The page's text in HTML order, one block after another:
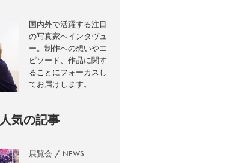
国内外で活躍する注目
の写真家へインタヴュ
ー。制作への想いやエ
ピソード、作品に関す
ることにフォーカスし
てお届けします。
人気の記事
展覧会 NEWS